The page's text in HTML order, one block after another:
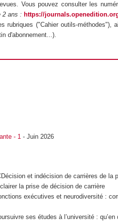
Vous pouvez consulter les
2 ans : https://
("Cahier outils-méthodes"),
d'abonnement...).
- 1 - Juin 2026
et indécision de carrières de la
la prise de décision de carrière
exécutives et neurodiversité :
ses études à l’université :